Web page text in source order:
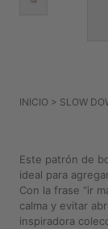
frecuentes
Políticas
Compra
INICIO > SLOW
Este patrón de
ideal para
Con la frase “ir
calma y evitar
inspiradora